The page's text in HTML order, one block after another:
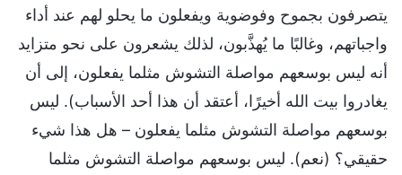
يتصرفون بجموح وفوضوية ويفعلون ما يحلو لهم عند أداء
واجباتهم، وغالبًا ما يُهذَّبون، لذلك يشعرون على نحو متزايد
أنه ليس بوسعهم مواصلة التشوش مثلما يفعلون، إلى أن
يغادروا بيت الله أخيرًا، أعتقد أن هذا أحد الأسباب). ليس
بوسعهم مواصلة التشوش مثلما يفعلون – هل هذا شيء
حقيقي؟ (نعم). ليس بوسعهم مواصلة التشوش مثلما